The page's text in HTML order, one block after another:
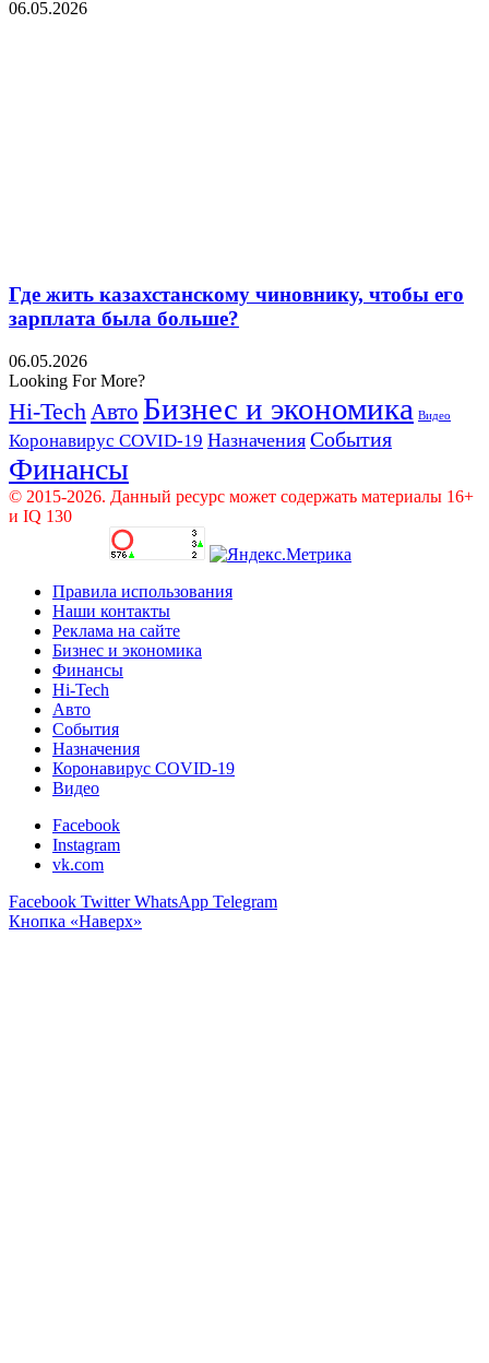
06.05.2026
Где жить казахстанскому чиновнику, чтобы его
зарплата была больше?
06.05.2026
Looking For More?
Hi-TechАвто Бизнес и экономика Видео
Коронавирус COVID-19 Назначения События
Финансы
© 2015-2026. Данный ресурс может содержать материалы 16+
и IQ 130
Правила использования
Наши контакты
Реклама на сайте
Бизнес и экономика
Финансы
Hi-Tech
Авто
События
Назначения
Коронавирус COVID-19
Видео
Facebook
Instagram
vk.com
Facebook Twitter WhatsApp Telegram
Кнопка «Наверх»